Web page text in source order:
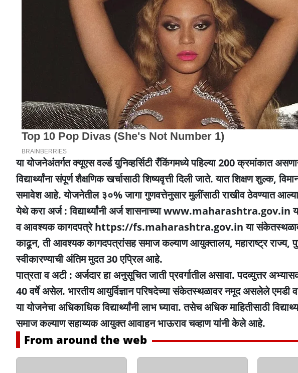
या योजनेअंतर्गत क्यूएस वर्ल्ड युनिव्हर्सिटी रँकिंगमध्ये पहिल्या 200 क्रमांकात
विद्यार्थ्यांना संपूर्ण शैक्षणिक खर्चासाठी शिष्यवृत्ती दिली जाते. यात शिक्षण शुल्क,
समावेश आहे. योजनेतील ३०% जागा गुणवत्तेनुसार मुलींसाठी राखीव ठेवण्यात
येथे करा अर्ज : विद्यार्थ्यांनी अर्ज शासनाच्या
व आवश्यक कागदपत्रे https://fs.maharashtra.gov.in या संकेतस्थळावर
काढून, ती आवश्यक कागदपत्रांसह समाज कल्याण आयुक्तालय, महाराष्ट्र
स्वीकारण्याची अंतिम मुदत 30 एप्रिल आहे.
पात्रता व अटी : अर्जदार हा अनुसूचित जाती प्रवर्गातील असावा. पदव्युत्तर
40 वर्षे असेल. भारतीय आयुर्विज्ञान परिषदेच्या संकेतस्थळावर नमूद असलेले
या योजनेचा अधिकाधिक विद्यार्थ्यांनी लाभ घ्यावा. तसेच अधिक माहितीसाठी
समाज कल्याण सहाय्यक आयुक्त आवाहन भाऊराव चव्हाण यांनी केले आहे.
From around the web